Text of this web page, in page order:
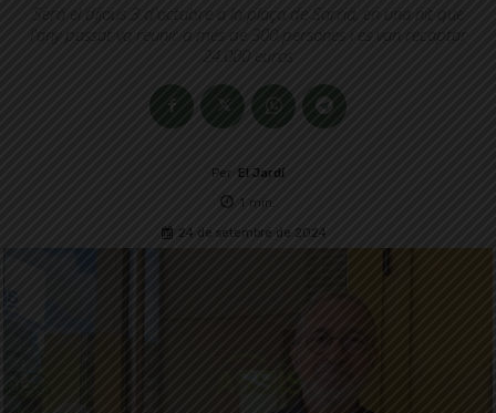
Serà el dijous 3 d'octubre a la plaça de Sarrià, en una nit que
l'any passat va reunir a més de 300 persones i es van recaptar
24.000 euros
Per El Jardí
1 min.
24 de setembre de 2024